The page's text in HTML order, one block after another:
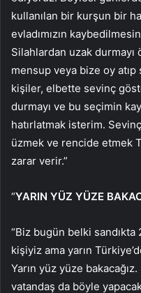
kullanılan bir kurşun bir
evladımızın
Silahlardan uzak
mensup veya bize oy
kişiler, elbette sevinç
durmayı ve bu seçimin
hatırlatmak isterim.
üzmek ve rencide etmek
zarar verir.”
“YARIN YÜZ YÜZE
“Biz bugün belki
kişiyiz ama yarın
Yarın yüz yüze
vatandaş da böyle